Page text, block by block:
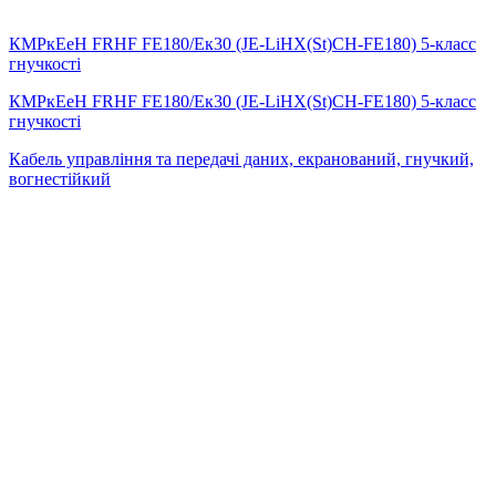
КМРкЕеН FRHF FE180/Eк30 (JE-LiHX(St)СH-FE180) 5-класс
гнучкості
КМРкЕеН FRHF FE180/Eк30 (JE-LiHX(St)СH-FE180) 5-класс
гнучкості
Кабель управління та передачі даних, екранований, гнучкий,
вогнестійкий